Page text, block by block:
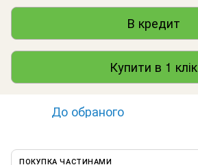
В кредит
Купити в 1 клік
До обраного
ПОКУПКА ЧАСТИНАМИ